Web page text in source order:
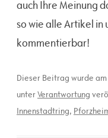
auch Ihre Meinung
so wie alle Artikel in
kommentierbar!
Dieser Beitrag wurde am
unterVerantwortung
Innenstadtring,